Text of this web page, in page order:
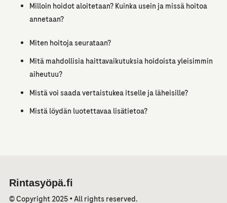
Milloin hoidot aloitetaan? Kuinka usein ja missä hoitoa
annetaan?
Miten hoitoja seurataan?
Mitä mahdollisia haittavaikutuksia hoidoista yleisimmin
aiheutuu?
Mistä voi saada vertaistukea itselle ja läheisille?
Mistä löydän luotettavaa lisätietoa?
Rintasyöpä.fi
© Copyright 2025 • All rights reserved.